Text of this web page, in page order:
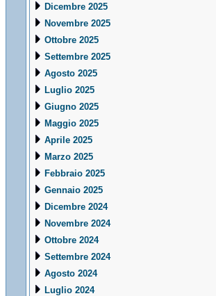
Dicembre 2025
Novembre 2025
Ottobre 2025
Settembre 2025
Agosto 2025
Luglio 2025
Giugno 2025
Maggio 2025
Aprile 2025
Marzo 2025
Febbraio 2025
Gennaio 2025
Dicembre 2024
Novembre 2024
Ottobre 2024
Settembre 2024
Agosto 2024
Luglio 2024